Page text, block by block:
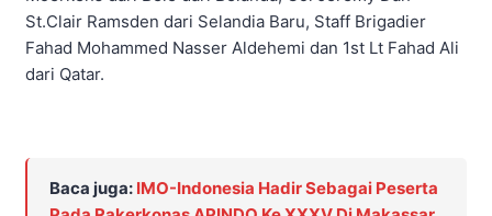
St.Clair Ramsden dari Selandia Baru, Staff Brigadier
Fahad Mohammed Nasser Aldehemi dan 1st Lt Fahad Ali
dari Qatar.
Baca juga: IMO-Indonesia Hadir Sebagai Peserta